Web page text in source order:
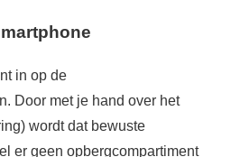
in op de
Door met je hand over het
wordt dat bewuste
er geen opbergcompartiment